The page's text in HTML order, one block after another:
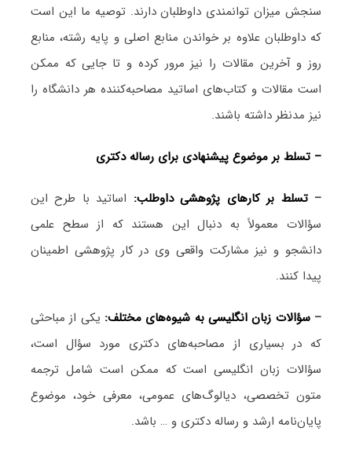
سنجش میزان توانمندی داوطلبان دارند. توصیه ما این است
که داوطلبان علاوه بر خواندن منابع اصلی و پایه رشته، منابع
روز و آخرین مقالات را نیز مرور کرده و تا جایی که ممکن
است مقالات و کتاب‌های اساتید مصاحبه‌کننده هر دانشگاه را
نیز مدنظر داشته باشند.
– تسلط بر موضوع پیشنهادی برای رساله دکتری
–تسلط بر کارهای پژوهشی داوطلب: اساتید با طرح این
سؤالات معمولاً به دنبال این هستند که از سطح علمی
دانشجو و نیز مشارکت واقعی وی در کار پژوهشی اطمینان
پیدا کنند.
– سؤالات زبان انگلیسی به شیوه‌های مختلف: یکی از مباحثی
که در بسیاری از مصاحبه‌های دکتری مورد سؤال است،
سؤالات زبان انگلیسی است که ممکن است شامل ترجمه
متون تخصصی، دیالوگ‌های عمومی، معرفی خود، موضوع
پایان‌نامه ارشد و رساله دکتری و … باشد.